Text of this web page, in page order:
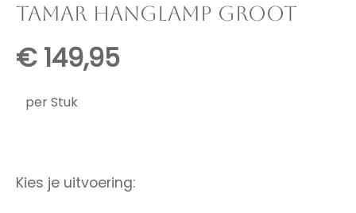
TAMAR HANGLAMP GROOT
€ 149,95
per Stuk
Kies je uitvoering: